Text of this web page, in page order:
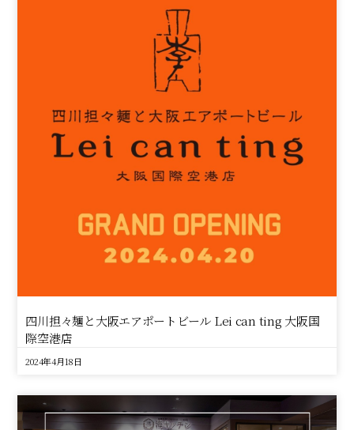
四川担々麺と大阪エアポートビール Lei can ting 大阪国
際空港店
2024年4月18日